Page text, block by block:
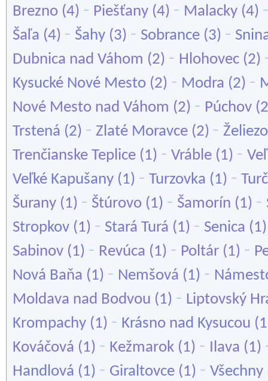
Brezno (4) - Piešťany (4) - Malacky (4)
Šaľa (4) - Šahy (3) - Sobrance (3) -
Dubnica nad Váhom (2) - Hlohovec (2)
Kysucké Nové Mesto (2) - Modra (2) -
Nové Mesto nad Váhom (2) - Púchov
Trstená (2) - Zlaté Moravce (2) -
Trenčianske Teplice (1) - Vráble (1) -
Veľké Kapušany (1) - Turzovka (1) -
Šurany (1) - Štúrovo (1) - Šamorín (1) -
Stropkov (1) - Stará Turá (1) - Senica
Sabinov (1) - Revúca (1) - Poltár (1) -
Nová Baňa (1) - Nemšová (1) -
Moldava nad Bodvou (1) - Liptovský
Krompachy (1) - Krásno nad Kysucou
Kováčová (1) - Kežmarok (1) - Ilava (1)
Handlová (1) - Giraltovce (1) -